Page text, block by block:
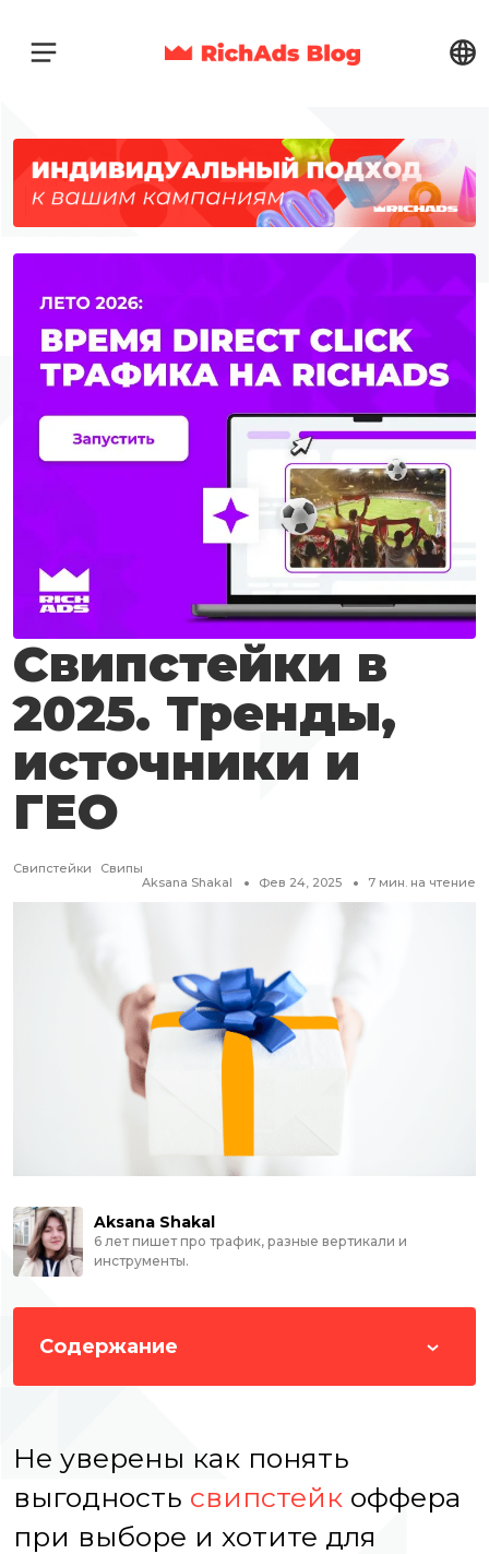
Свипстейки в
2025. Тренды,
источники и
ГЕО
Свипстейки
Свипы
Aksana Shakal
Фев 24, 2025 7 мин. на чтение
Aksana Shakal
6 лет пишет про трафик, разные вертикали и
инструменты.
Содержание
Не уверены как понять
выгодность свипстейк оффера
при выборе и хотите для